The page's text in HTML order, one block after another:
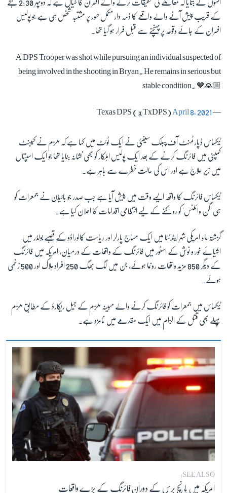
زبان
انہوں نے بتایا کہ معاملے کی تحقیقات کرنے والے افسران کا خیال ہے کہ دوپہر 2:30 بجے
کے قریب پیش آنے والے واقعے کا ذمہ دار مکمل طور پر مشتبہ شخص ہی ہے جو پولیس
افسران کے جائے وقوعہ پر پہنچنے سے قبل فرار ہو گیا تھا
A DPS Trooper was shot while pursuing an individual suspected of
being involved in the shooting in Bryan. He remains in serious but
stable condition. 💙🙏🏼
— Texas DPS (@TxDPS)
April 8, 2021
ٹیکساس ڈپارٹمنٹ آف پبلک سیفٹی نے ایک ٹوئٹ میں کہا ہے کہ ملزم نے کیبنٹ
کمپنی میں فائرنگ کرنے کے بعد ایک پولیس اہلکار کو بھی نشانہ بنایا تھا جو ایک اسپتال
میں زیرِ علاج ہے اور اس کی حالت خطرے سے باہر ہے۔
ٹیکساس فائرنگ کا واقعہ ایسے وقت میں پیش آیا ہے جب صدر جو بائیڈن نے جمعرات کو
ہی 'گن وائلنس' کو روکنے کے لیے انتظامی اقدامات کا اعلان کیا ہے۔
گزشتہ ماہ امریکی شہر ایٹلانٹا میں ایک مساج پارلر اور ریاست کالوراڈو کے قصبے بولڈر میں
اشیائے خور و نوش کے اسٹور میں فائرنگ کے واقعات کے درمیان، امریکہ میں فائرنگ
کے دیگر 850 مزید واقعات رونما ہوئے، جن میں لگ بھگ 250 افراد ہلاک اور 500 زخمی
ہوئے۔
ٹیکساس میں جمعرات کو فائرنگ کرنے والے مبینہ ملزم کے جیل ریکارڈ کے مطابق ملزم
پہلے بھی قتل کے الزام میں ایک مقدمے میں نامزد ہے۔
SEE ALSO:
امریکہ میں پانچ برس کے دوران فائرنگ کے بڑے واقعات